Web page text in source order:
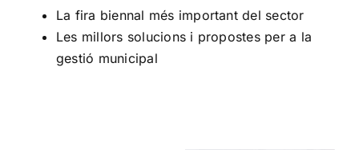
La fira biennal més important del sector
Les millors solucions i propostes per a la
gestió municipal